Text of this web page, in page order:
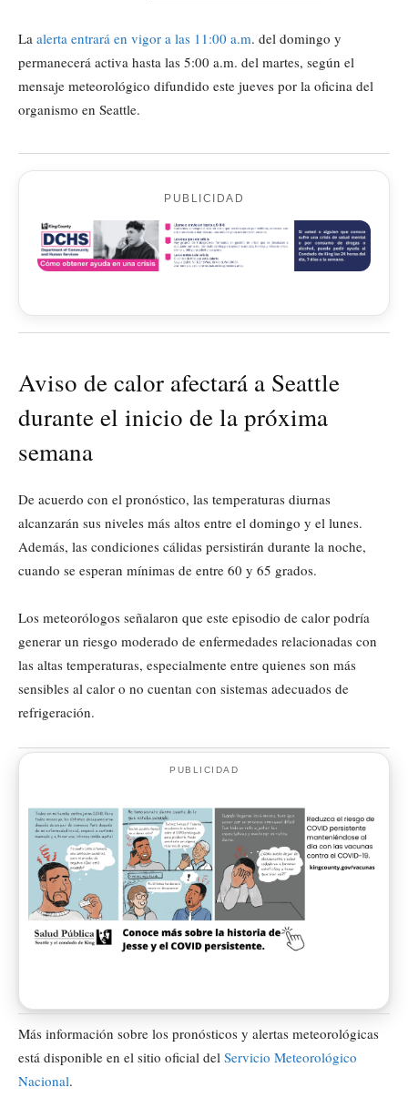
La alerta entrará en vigor a las 11:00 a.m. del domingo y
permanecerá activa hasta las 5:00 a.m. del martes, según el
mensaje meteorológico difundido este jueves por la oficina del
organismo en Seattle.
PUBLICIDAD
Aviso de calor afectará a Seattle
durante el inicio de la próxima
semana
De acuerdo con el pronóstico, las temperaturas diurnas
alcanzarán sus niveles más altos entre el domingo y el lunes.
Además, las condiciones cálidas persistirán durante la noche,
cuando se esperan mínimas de entre 60 y 65 grados.
Los meteorólogos señalaron que este episodio de calor podría
generar un riesgo moderado de enfermedades relacionadas con
las altas temperaturas, especialmente entre quienes son más
sensibles al calor o no cuentan con sistemas adecuados de
refrigeración.
PUBLICIDAD
Más información sobre los pronósticos y alertas meteorológicas
está disponible en el sitio oficial del Servicio Meteorológico
Nacional.